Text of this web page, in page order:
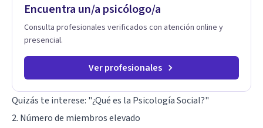
origen. Si buscas un proceso superficial, este no es el lugar.
raíz de lo que te ocurre, la Dra. Sandra Milena Jiménez Duque
es una de las mejores opciones para acompañarte. Porque
cuando sanas tu mundo interno, cambias tu forma de pensar,
Encuentra un/a psicólogo/a
Consulta profesionales verificados con atención online y
presencial.
Ver profesionales
Quizás te interese: "¿Qué es la Psicología Social?"
2. Número de miembros elevado